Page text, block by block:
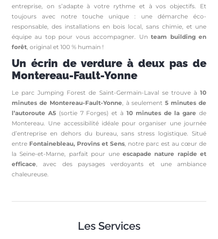
entreprise, on s’adapte à votre rythme et à vos objectifs. Et
toujours avec notre touche unique : une démarche éco-
responsable, des installations en bois local, sans chimie, et une
équipe au top pour vous accompagner. Unteam building en
forêt , original et 100 % humain !
Un écrin de verdure à deux pas de
Montereau-Fault-Yonne
Le parc Jumping Forest de Saint-Germain-Laval se trouve à 10
minutes de Montereau-Fault-Yonne , à seulement5 minutes de
l’autoroute A5(sortie 7 Forges) et à 10 minutes de la gare de
Montereau. Une accessibilité idéale pour organiser une journée
d’entreprise en dehors du bureau, sans stress logistique. Situé
entre Fontainebleau, Provins et Sens , notre parc est au cœur de
la Seine-et-Marne, parfait pour une escapade nature rapide et
efficace , avec des paysages verdoyants et une ambiance
chaleureuse.
Les Services